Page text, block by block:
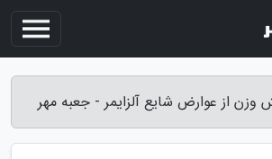
از عوارض شایع آلزایمر - جعبه مهر